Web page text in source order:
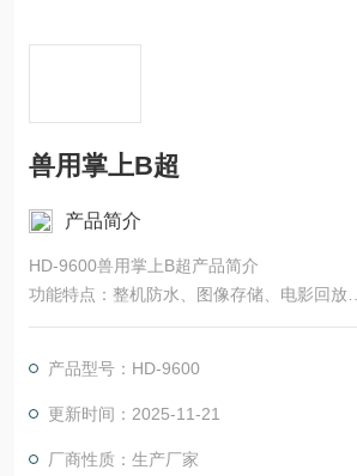
兽用掌上B超
产品简介
HD-9600兽用掌上B超产品简介
功能特点：整机防水、图像存储、电影回放
•整机防水：防护等级IP55
产品型号：HD-9600
更新时间：2025-11-21
厂商性质：生产厂家